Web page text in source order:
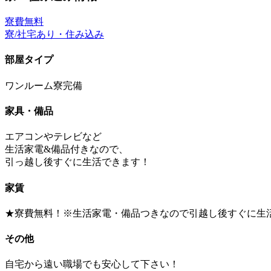
寮費無料
寮/社宅あり・住み込み
部屋タイプ
ワンルーム寮完備
家具・備品
エアコンやテレビなど
生活家電&備品付きなので、
引っ越し後すぐに生活できます！
家賃
★寮費無料！※生活家電・備品つきなので引越し後すぐに生
その他
自宅から遠い職場でも安心して下さい！